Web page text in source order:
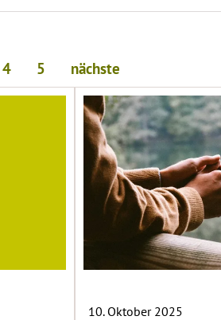
4 5 nächste
10. Oktober 2025